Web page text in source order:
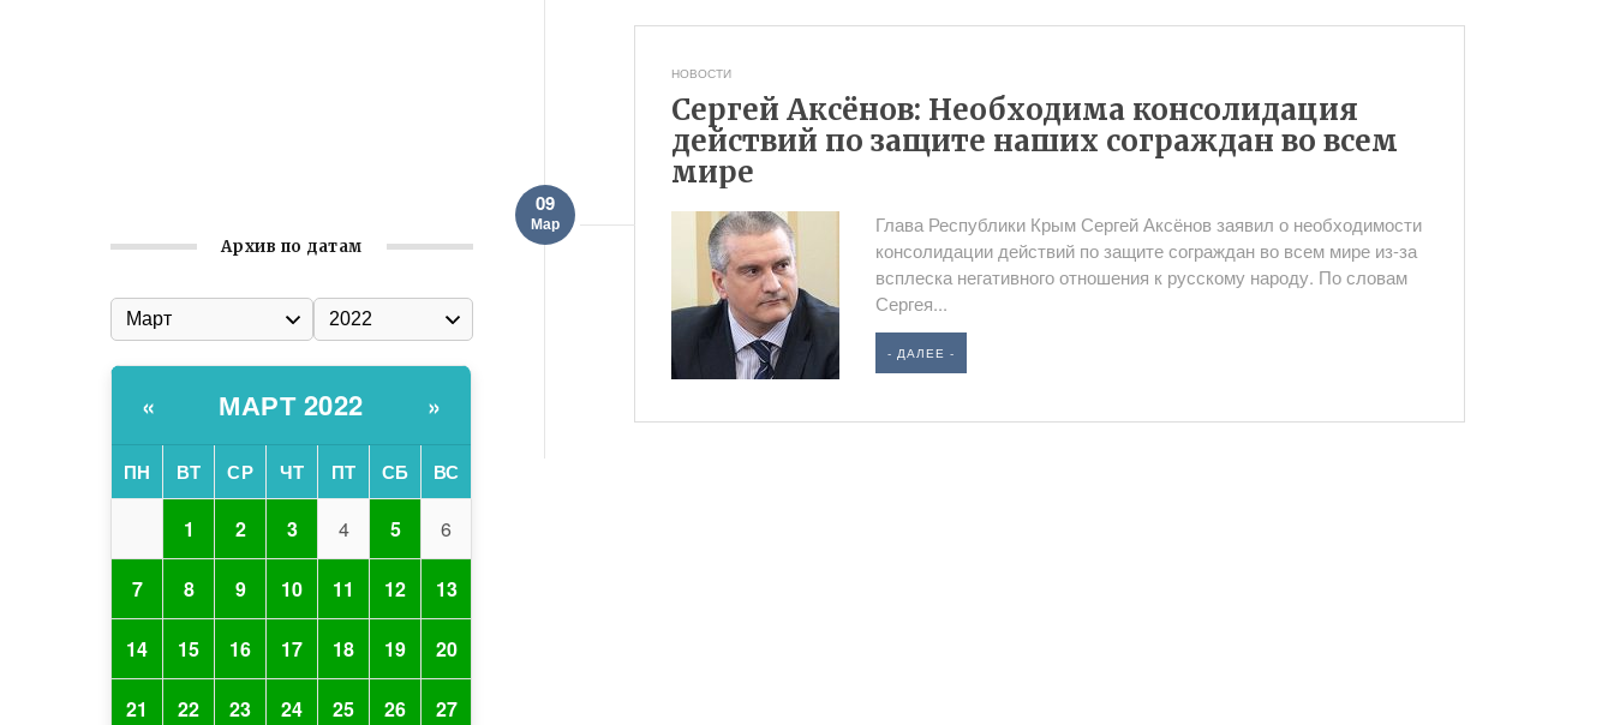
НОВОСТИ
Сергей Аксёнов: Необходима консолидация
действий по защите наших сограждан во всем
мире
09
Мар
Глава Республики Крым Сергей Аксёнов заявил о необходимости
консолидации действий по защите сограждан во всем мире из-за
всплеска негативного отношения к русскому народу. По словам
Сергея...
- ДАЛЕЕ -
Архив по датам
« МАРТ 2022 »
ПН ВТ СР ЧТ ПТ СБ ВС
1 2 3 4 5 6
7 8 9 10 11 12 13
14 15 16 17 18 19 20
21 22 23 24 25 26 27